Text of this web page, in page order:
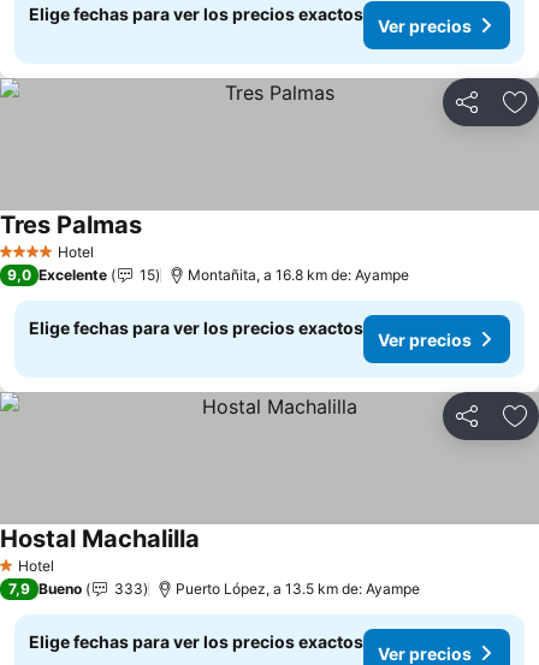
Elige fechas para ver los precios exactos
Ver precios
Compartir
4 EstrellasHotel
Tres PalmasVer precios
9,0 Excelente 15 Montañita, a 16.8 km de: Ayampe
Elige fechas para ver los precios exactos
Ver precios
Compartir
1 Estrellas
Hotel
Hostal Machalilla
7,9 Bueno 333 Puerto López, a 13.5 km de: Ayampe
Elige fechas para ver los precios exactos
Ver precios